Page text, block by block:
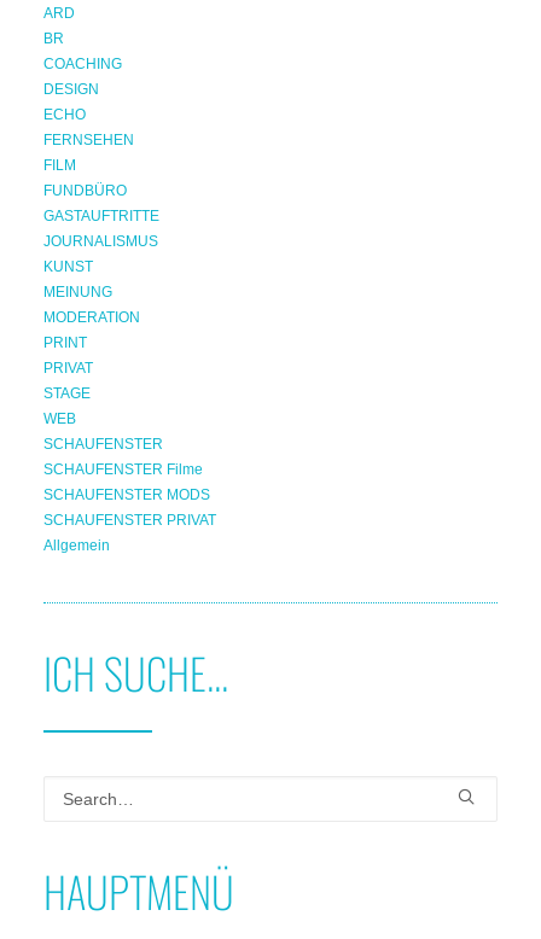
ARD
BR
COACHING
DESIGN
ECHO
FERNSEHEN
FILM
FUNDBÜRO
GASTAUFTRITTE
JOURNALISMUS
KUNST
MEINUNG
MODERATION
PRINT
PRIVAT
STAGE
WEB
SCHAUFENSTER
SCHAUFENSTER Filme
SCHAUFENSTER MODS
SCHAUFENSTER PRIVAT
Allgemein
ICH SUCHE...
HAUPTMENÜ